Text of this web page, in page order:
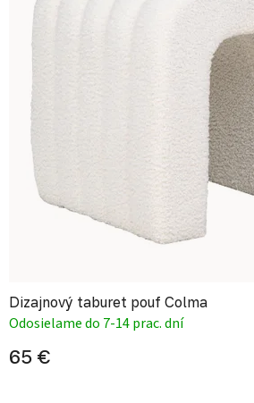
Dizajnový taburet pouf Colma
Odosielame do 7-14 prac. dní
65 €